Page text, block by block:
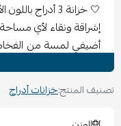
🤍 خزانة 3
إشراقة ونقاء لأي
أضيفي لمسة من
إحساسًا بالاتساع
توفر الخزانة مساحة
والمقتنيات اليومية
تصنيف المنتج:خزانات أدراج